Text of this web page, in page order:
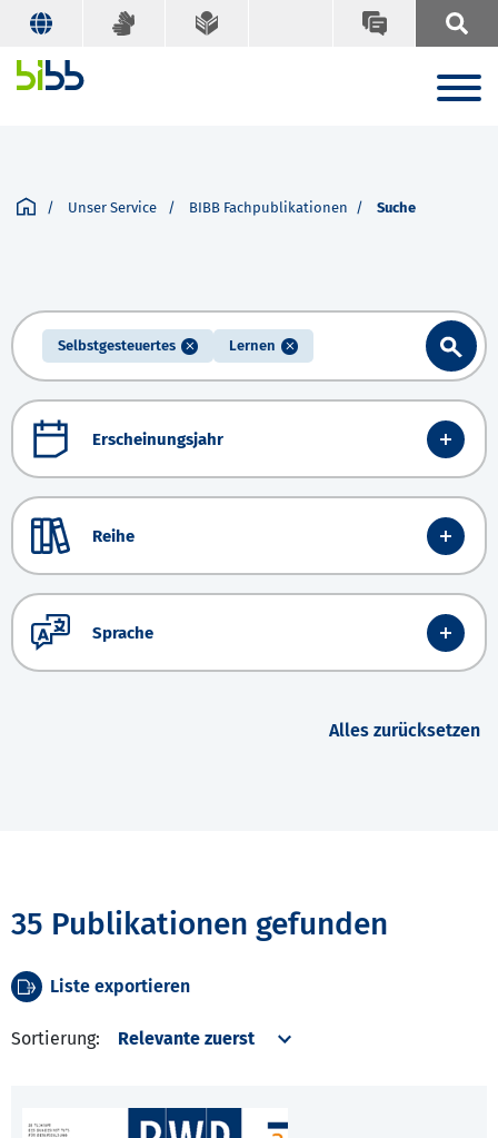
Unser Service BIBB Fachpublikationen Suche
Selbstgesteuertes Lernen
Erscheinungsjahr
Reihe
Sprache
Alles zurücksetzen
35 Publikationen gefunden
Liste exportieren
Sortierung: